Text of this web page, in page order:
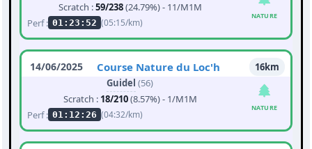
Scratch :59/238(24.79%) - 11/M1M
Perf : 01:23:52 (05:15/km)
NATURE
14/06/2025 Course Nature du Loc'h
16km
Guidel (56)
Scratch : 18/210(8.57%) - 1/M1M
Perf : 01:12:26 (04:32/km)
NATURE